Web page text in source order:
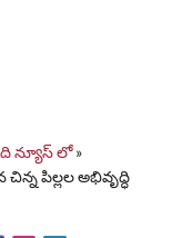
ది న్యూస్ లో»
పిల్లల అభివృద్ధి